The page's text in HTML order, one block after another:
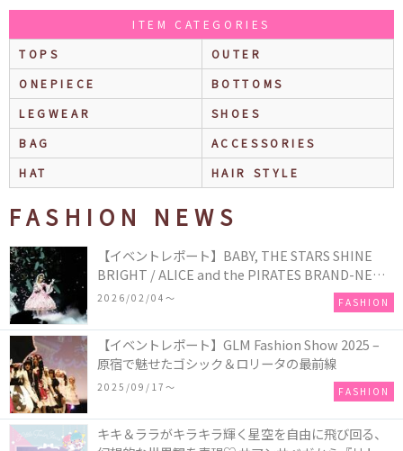
ITEM CATEGORIES
TOPS
OUTER
ONEPIECE
BOTTOMS
LEGWEAR
SHOES
BAG
ACCESSORIES
HAT
HAIR STYLE
FASHION NEWS
【イベントレポート】BABY, THE STARS SHINE
BRIGHT / ALICE and the PIRATES BRAND-NEW
COLLECTION in TOKYO
2026/02/04〜 FASHION
【イベントレポート】GLM Fashion Show 2025 –
原宿で魅せたゴシック＆ロリータの最前線
2025/09/17〜 FASHION
キキ＆ララがキラキラ輝く星空を自由に飛び回る、